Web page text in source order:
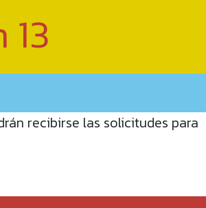
recibirse las solicitudes para